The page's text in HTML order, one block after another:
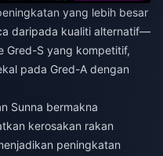
yang lebih besar
daripada kualiti alternatif—
Gred-S yang kompetitif,
pada Gred-A dengan
Sunna bermakna
kerosakan rakan
peningkatan